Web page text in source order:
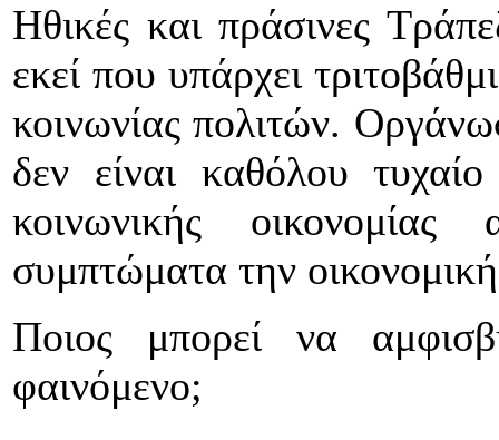
Ηθικές και πράσινες
εκεί που υπάρχει
κοινωνίας πολιτών.
δεν είναι καθόλου
κοινωνικής
συμπτώματα την
Ποιος μπορεί να
φαινόμενο;